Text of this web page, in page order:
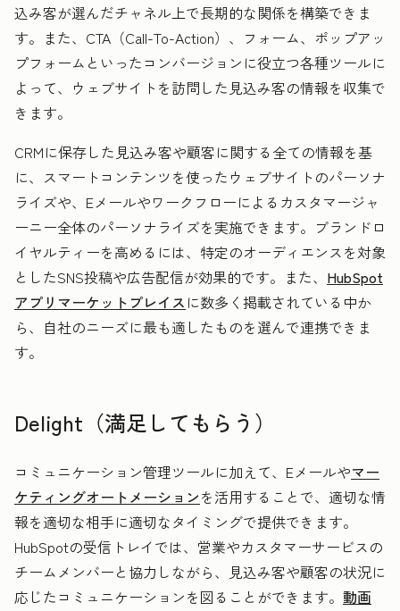
込み客が選んだチャネル上で長期的な関係を構築できま
す。また、CTA（Call-To-Action）、フォーム、ポップアッ
プフォームといったコンバージョンに役立つ各種ツールに
よって、ウェブサイトを訪問した見込み客の情報を収集で
きます。
CRMに保存した見込み客や顧客に関する全ての情報を基
に、スマートコンテンツを使ったウェブサイトのパーソナ
ライズや、Eメールやワークフローによるカスタマージャ
ーニー全体のパーソナライズを実施できます。ブランドロ
イヤルティーを高めるには、特定のオーディエンスを対象
としたSNS投稿や広告配信が効果的です。また、 HubSpot
アプリマーケットプレイス に数多く掲載されている中か
ら、自社のニーズに最も適したものを選んで連携できま
す。
Delight（満足してもらう）
コミュニケーション管理ツールに加えて、Eメールやマー
ケティングオートメーションを活用することで、適切な情
報を適切な相手に適切なタイミングで提供できます。
HubSpotの受信トレイでは、営業やカスタマーサービスの
チームメンバーと協力しながら、見込み客や顧客の状況に
応じたコミュニケーションを図ることができます。 動画